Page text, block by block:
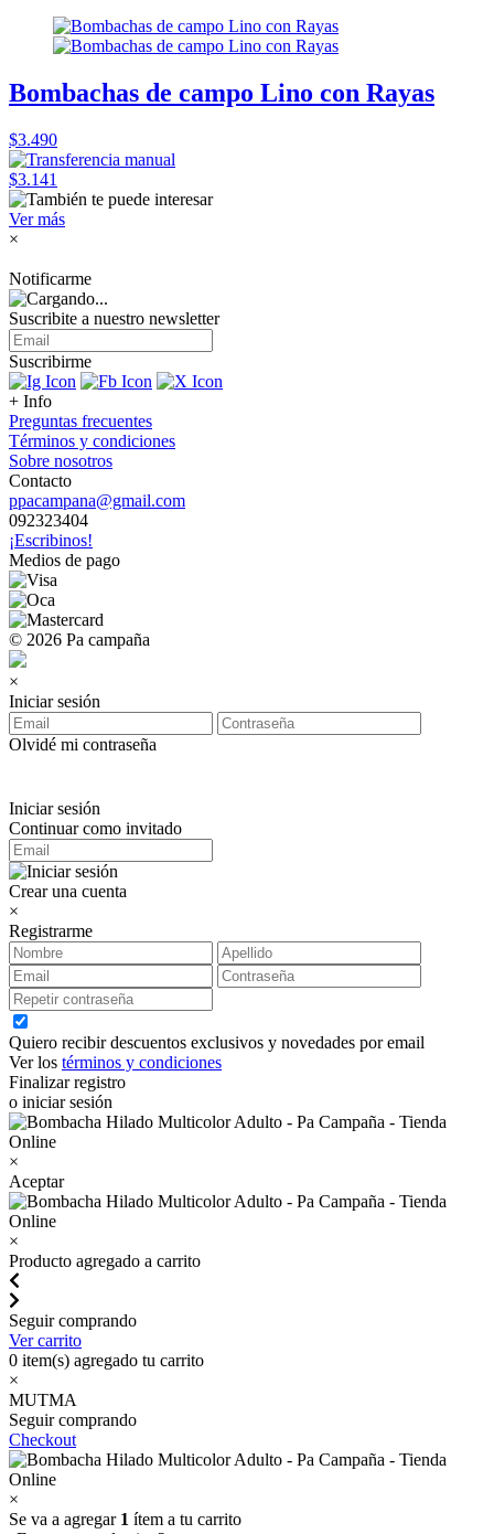
Bombachas de campo Lino con Rayas
$3.490
$3.141
Ver más
×
Notificarme
Suscribite a nuestro newsletter
Suscribirme
+ Info
Preguntas frecuentes
Términos y condiciones
Sobre nosotros
Contacto
ppacampana@gmail.com
092323404
¡Escribinos!
Medios de pago
© 2026 Pa campaña
×
Iniciar sesión
Olvidé mi contraseña
Iniciar sesión
Continuar como invitado
Crear una cuenta
×
Registrarme
Quiero recibir descuentos exclusivos y novedades por email
Ver los términos y condiciones
Finalizar registro
o iniciar sesión
×
Aceptar
×
Producto agregado a carrito
Seguir comprando
Ver carrito
0 item(s) agregado tu carrito
×
MUTMA
Seguir comprando
Checkout
×
Se va a agregar 1 ítem a tu carrito